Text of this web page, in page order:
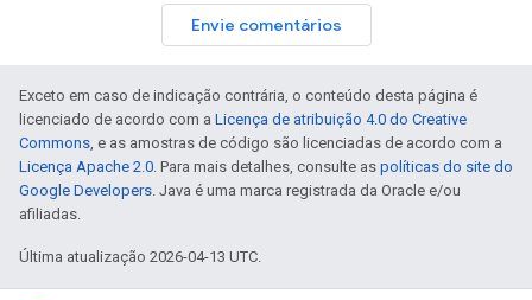
Envie comentários
Exceto em caso de indicação contrária, o conteúdo desta página é
licenciado de acordo com a Licença de atribuição 4.0 do Creative
Commons, e as amostras de código são licenciadas de acordo com a
Licença Apache 2.0. Para mais detalhes, consulte as políticas do site do
Google Developers. Java é uma marca registrada da Oracle e/ou
afiliadas.
Última atualização 2026-04-13 UTC.